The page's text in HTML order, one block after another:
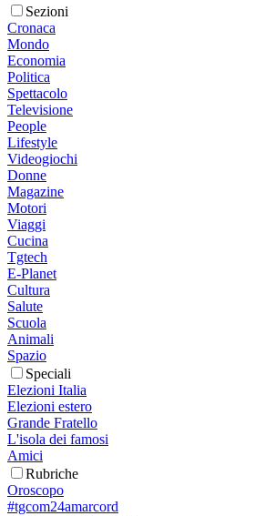
Sezioni
Cronaca
Mondo
Economia
Politica
Spettacolo
Televisione
People
Lifestyle
Videogiochi
Donne
Magazine
Motori
Viaggi
Cucina
Tgtech
E-Planet
Cultura
Salute
Scuola
Animali
Spazio
Speciali
Elezioni Italia
Elezioni estero
Grande Fratello
L'isola dei famosi
Amici
Rubriche
Oroscopo
#tgcom24amarcord